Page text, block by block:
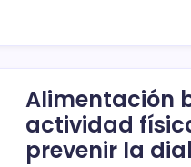
Alimentación
actividad
prevenir la